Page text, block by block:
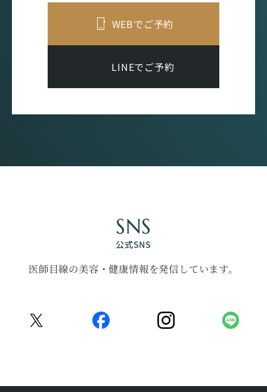
WEBでご予約
LINEでご予約
SNS
公式SNS
医師目線の美容・健康情報を発信しています。